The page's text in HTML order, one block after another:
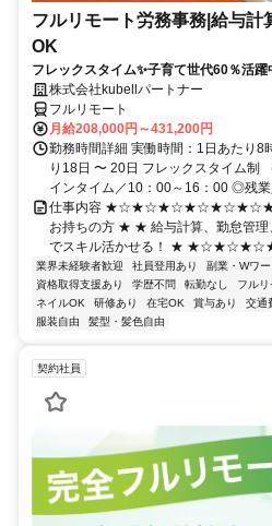
フルリモート労務事務|給与計
OK
フレックスタイム✨子育て世代60％活躍
株式会社kubellパートナー
フルリモート
月給208,000円～431,200円
勤務時間詳細 実働時間：1日あたり8
り18日 〜 20日 フレックスタイム制
インタイム／10：00～16：00 ◎残
仕事内容
お持ちの方 ★ ★ 給与計算、勤怠管
でスキル活かせる！ ★
業界未経験者歓迎 社員登用あり 副業・Wワ
資格取得支援あり
学歴不問 転勤なし フルリ
ネイルOK
研修あり 在宅OK 賞与あり 交通
服装自由
髪型・髪色自由
契約社員